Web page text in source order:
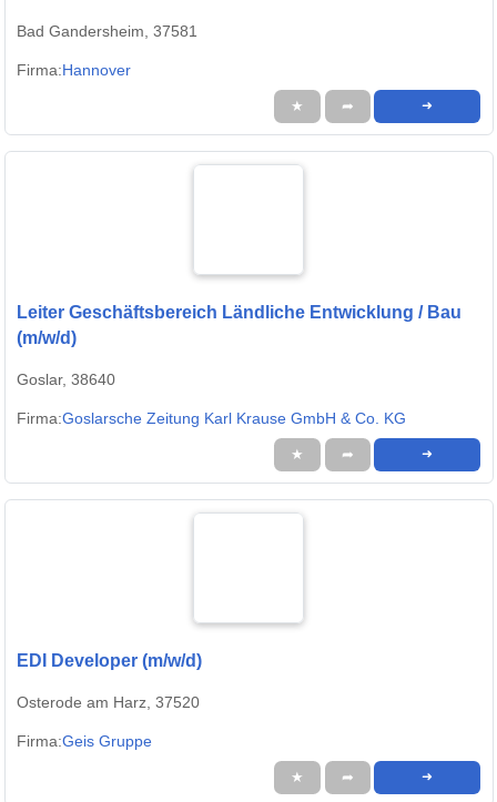
Bad Gandersheim, 37581
Firma:Hannover
★ ➦ ➜
Leiter Geschäftsbereich Ländliche Entwicklung / Bau
(m/w/d)
Goslar, 38640
Firma:Goslarsche Zeitung Karl Krause GmbH & Co. KG
★ ➦ ➜
EDI Developer (m/w/d)
Osterode am Harz, 37520
Firma:Geis Gruppe
★ ➦ ➜